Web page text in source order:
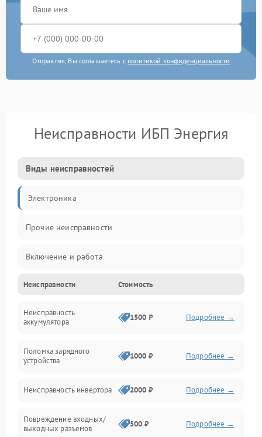
Отправляя, Вы соглашаетесь с политикой конфиденциальности
Неисправности ИБП Энергия
Виды неисправностей
Электроника
Прочие неисправности
Включение и работа
Работа с нагрузкой
Звук и индикация
Механические повреждения
Неисправности Стоимость
Неисправность
аккумулятора
1500 ₽ Подробнее →
Поломка зарядного
устройства
1000 ₽ Подробнее →
Неисправность инвертора 2000 ₽ Подробнее →
Повреждение входных/
выходных разъемов
500 ₽ Подробнее →